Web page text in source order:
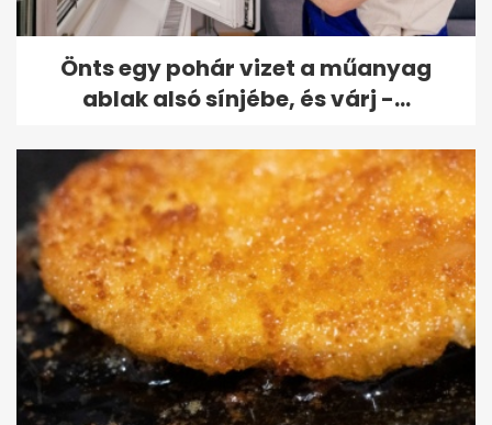
Önts egy pohár vizet a műanyag
ablak alsó sínjébe, és várj -...